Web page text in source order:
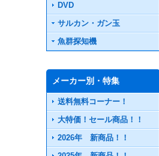
DVD
サルカン・ガン玉
魚群探知機
メーカー別・特集
送料無料コーナー！
大特価！セール商品！！
2026年 新商品！！